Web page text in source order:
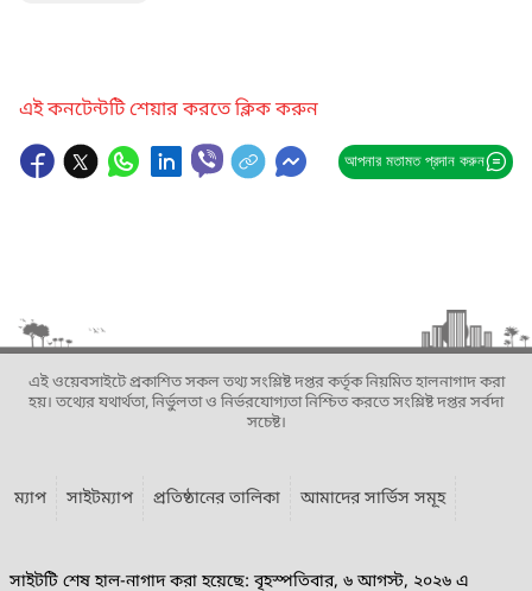
এই কনটেন্টটি শেয়ার করতে ক্লিক করুন
আপনার মতামত প্রদান করুন
এই ওয়েবসাইটে প্রকাশিত সকল তথ্য সংশ্লিষ্ট দপ্তর কর্তৃক নিয়মিত হালনাগাদ করা
হয়। তথ্যের যথার্থতা, নির্ভুলতা ও নির্ভরযোগ্যতা নিশ্চিত করতে সংশ্লিষ্ট দপ্তর সর্বদা
সচেষ্ট।
ম্যাপ সাইটম্যাপ প্রতিষ্ঠানের তালিকা আমাদের সার্ভিস সমূহ
সাইটটি শেষ হাল-নাগাদ করা হয়েছে: বৃহস্পতিবার, ৬ আগস্ট, ২০২৬ এ